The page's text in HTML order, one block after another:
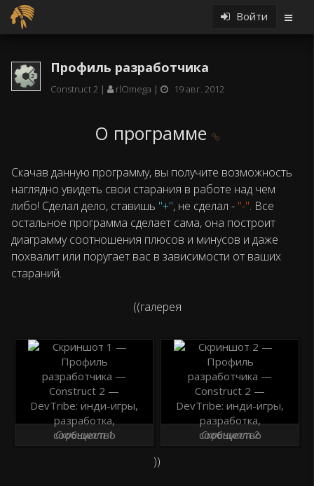
Войти
Профиль разработчика
Construct 2 rlOmega 19 авг. 2012
О программе
Скачав данную программу, вы получите возможность
наглядно увидеть свои старания в работе над чем
либо! Сделал дело, ставишь "+", не сделал - "-". Все
остальное программа сделает сама, она построит
диаграмму соотношения плюсов и минусов и даже
похвалит или поругает вас в зависимости от ваших
стараний.
((галерея
Скриншот 1 Скриншот 2
))